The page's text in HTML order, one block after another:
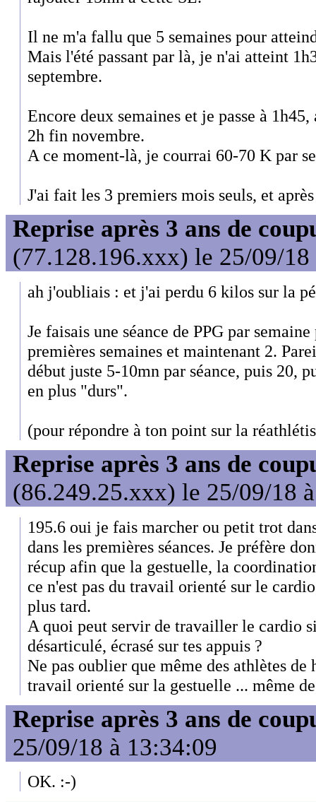
Il ne m'a fallu que 5 semaines pour
Mais l'été passant par là, je n'ai atteint
septembre.
Encore deux semaines et je passe à
2h fin novembre.
A ce moment-là, je courrai 60-70 K par
J'ai fait les 3 premiers mois seuls, et
Reprise après 3 ans de
(77.128.196.xxx) le 25/09/18
ah j'oubliais : et j'ai perdu 6 kilos sur la
Je faisais une séance de PPG par
premières semaines et maintenant 2.
début juste 5-10mn par séance, puis 20,
en plus "durs".
(pour répondre à ton point sur la
Reprise après 3 ans de
(86.249.25.xxx) le 25/09/18
195.6 oui je fais marcher ou petit trot
dans les premières séances. Je préfère
récup afin que la gestuelle, la
ce n'est pas du travail orienté sur le
plus tard.
A quoi peut servir de travailler le cardio
désarticulé, écrasé sur tes appuis ?
Ne pas oublier que même des athlètes
travail orienté sur la gestuelle ... même
Reprise après 3 ans de
25/09/18 à 13:34:09
OK. :-)